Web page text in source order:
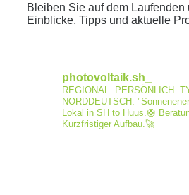
Bleiben Sie auf dem Laufenden
Einblicke, Tipps und aktuelle
photovoltaik.sh_
REGIONAL. PERSÖNLICH.
NORDDEUTSCH.
Lokal in SH to Huus.🛟
Kurzfristiger Aufbau.🚀